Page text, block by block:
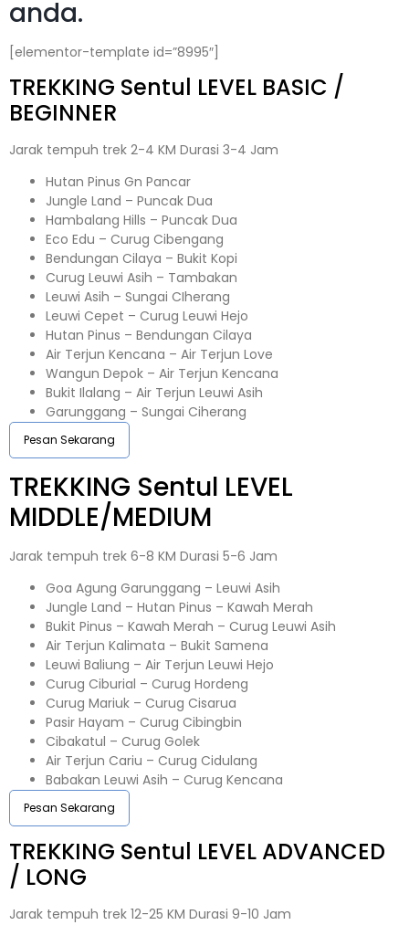
anda.
[elementor-template id=”8995″]
TREKKING Sentul LEVEL BASIC /
BEGINNER
Jarak tempuh trek 2-4 KM Durasi 3-4 Jam
Hutan Pinus Gn Pancar
Jungle Land – Puncak Dua
Hambalang Hills – Puncak Dua
Eco Edu – Curug Cibengang
Bendungan Cilaya – Bukit Kopi
Curug Leuwi Asih – Tambakan
Leuwi Asih – Sungai CIherang
Leuwi Cepet – Curug Leuwi Hejo
Hutan Pinus – Bendungan Cilaya
Air Terjun Kencana – Air Terjun Love
Wangun Depok – Air Terjun Kencana
Bukit Ilalang – Air Terjun Leuwi Asih
Garunggang – Sungai Ciherang
Pesan Sekarang
TREKKING Sentul LEVEL
MIDDLE/MEDIUM
Jarak tempuh trek 6-8 KM Durasi 5-6 Jam
Goa Agung Garunggang – Leuwi Asih
Jungle Land – Hutan Pinus – Kawah Merah
Bukit Pinus – Kawah Merah – Curug Leuwi Asih
Air Terjun Kalimata – Bukit Samena
Leuwi Baliung – Air Terjun Leuwi Hejo
Curug Ciburial – Curug Hordeng
Curug Mariuk – Curug Cisarua
Pasir Hayam – Curug Cibingbin
Cibakatul – Curug Golek
Air Terjun Cariu – Curug Cidulang
Babakan Leuwi Asih – Curug Kencana
Pesan Sekarang
TREKKING Sentul LEVEL ADVANCED
/ LONG
Jarak tempuh trek 12-25 KM Durasi 9-10 Jam